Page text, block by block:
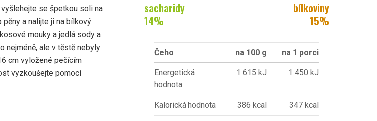
se špetkou soli na
a nalijte ji na bílkový
mouky a jedlá sody a
nejméně, ale v těstě nebyly
cm vyložené pečícím
vyzkoušejte pomocí
sacharidy
14%
bílkoviny
15%
Čeho na 100 g na 1 porci
Energetická
hodnota
1 615 kJ 1 450 kJ
Kalorická hodnota 386 kcal 347 kcal